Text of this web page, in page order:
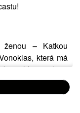
– Katkou
která má
a hlavu plnou